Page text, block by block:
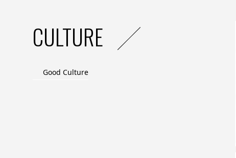
CULTURE
Good Culture